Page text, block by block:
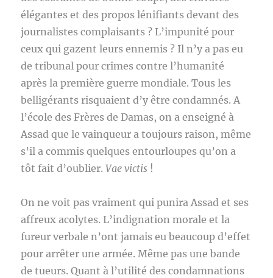
élégantes et des propos lénifiants devant des
journalistes complaisants ? L’impunité pour
ceux qui gazent leurs ennemis ? Il n’y a pas eu
de tribunal pour crimes contre l’humanité
après la première guerre mondiale. Tous les
belligérants risquaient d’y être condamnés. A
l’école des Frères de Damas, on a enseigné à
Assad que le vainqueur a toujours raison, même
s’il a commis quelques entourloupes qu’on a
tôt fait d’oublier.Vae victis !
On ne voit pas vraiment qui punira Assad et ses
affreux acolytes. L’indignation morale et la
fureur verbale n’ont jamais eu beaucoup d’effet
pour arrêter une armée. Même pas une bande
de tueurs. Quant à l’utilité des condamnations